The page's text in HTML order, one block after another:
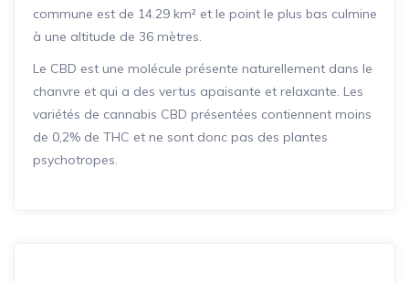
commune est de 14.29 km² et le point le plus bas culmine
à une altitude de 36 mètres.
Le CBD est une molécule présente naturellement dans le
chanvre et qui a des vertus apaisante et relaxante. Les
variétés de cannabis CBD présentées contiennent moins
de 0,2% de THC et ne sont donc pas des plantes
psychotropes.